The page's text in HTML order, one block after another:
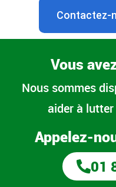
Contactez-
Vous
Nous sommes
aider à
Appelez-
01